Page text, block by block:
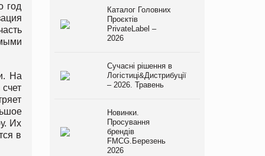
год
На
Их
в
Каталог Головних
Проєктів
PrivateLabel –
2026
Сучасні рішення в
Логістиці&Дистрибуції
– 2026. Травень
Новинки.
Просування
брендів
FMCG.Березень
2026